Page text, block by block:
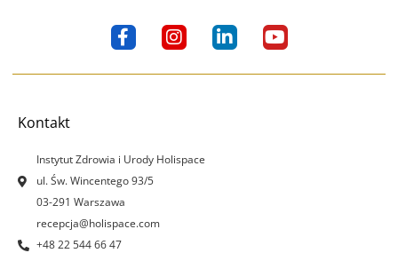
F
a
c
k
-
f
I
n
s
a
L
i
n
Y
o
u
Kontakt
Instytut Zdrowia i Urody Holispace
ul. Św. Wincentego 93/5
03-291 Warszawa
recepcja@holispace.com
+48 22 544 66 47